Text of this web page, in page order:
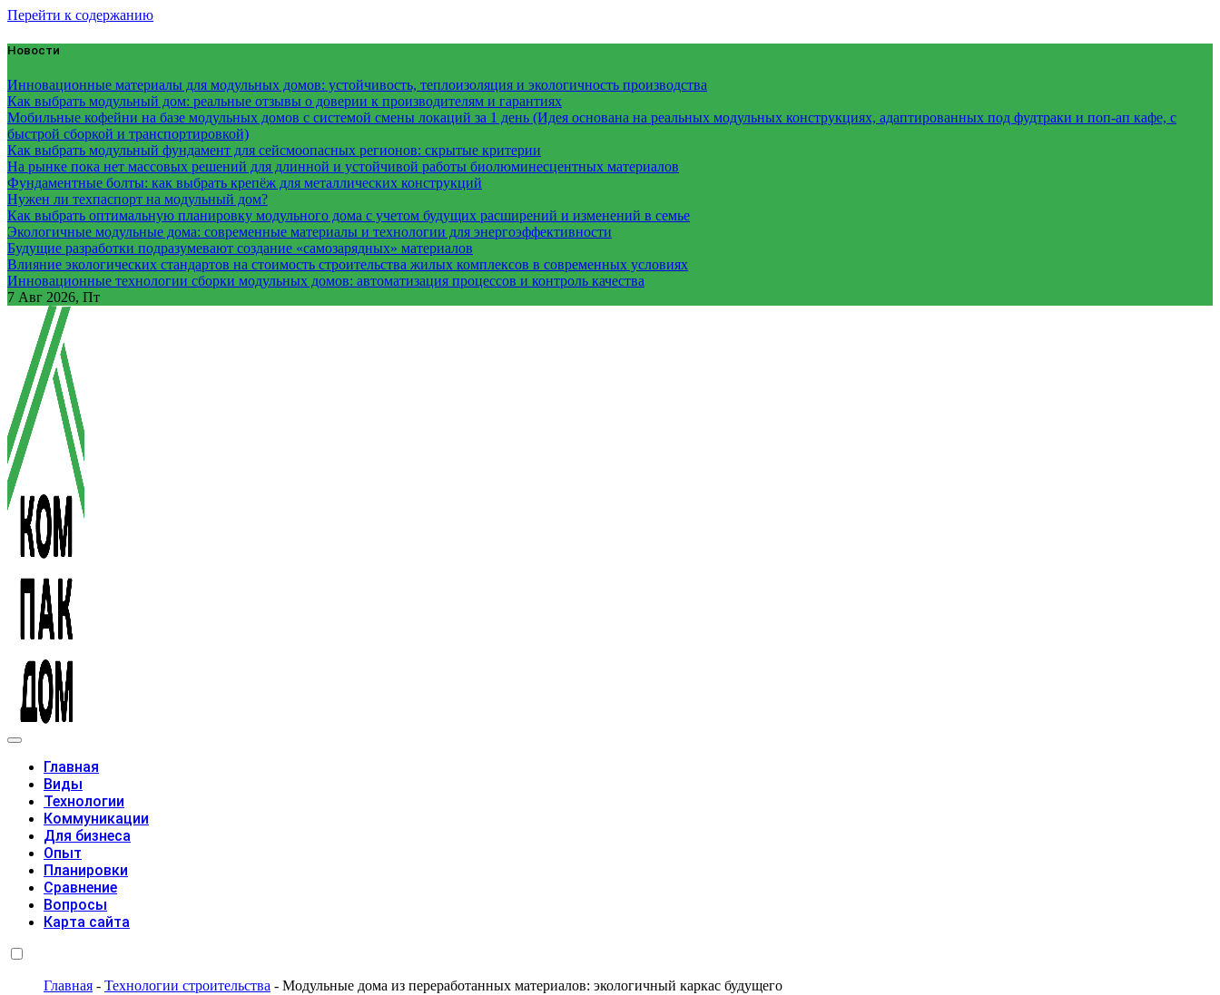
Перейти к содержанию
Новости
Инновационные материалы для модульных домов: устойчивость, теплоизоляция и экологичность производства
Как выбрать модульный дом: реальные отзывы о доверии к производителям и гарантиях
Мобильные кофейни на базе модульных домов с системой смены локаций за 1 день (Идея основана на реальных модульных конструкциях, адаптированных под фудтраки и поп-ап кафе, с
быстрой сборкой и транспортировкой)
Как выбрать модульный фундамент для сейсмоопасных регионов: скрытые критерии
На рынке пока нет массовых решений для длинной и устойчивой работы биолюминесцентных материалов
Фундаментные болты: как выбрать крепёж для металлических конструкций
Нужен ли техпаспорт на модульный дом?
Как выбрать оптимальную планировку модульного дома с учетом будущих расширений и изменений в семье
Экологичные модульные дома: современные материалы и технологии для энергоэффективности
Будущие разработки подразумевают создание «самозарядных» материалов
Влияние экологических стандартов на стоимость строительства жилых комплексов в современных условиях
Инновационные технологии сборки модульных домов: автоматизация процессов и контроль качества
7 Авг 2026, Пт
Главная
Виды
Технологии
Коммуникации
Для бизнеса
Опыт
Планировки
Сравнение
Вопросы
Карта сайта
Главная - Технологии строительства - Модульные дома из переработанных материалов: экологичный каркас будущего